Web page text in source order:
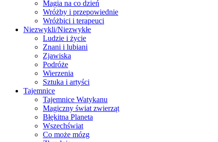
Magia na co dzień
Wróżby i przepowiednie
Wróżbici i terapeuci
Niezwykli/Niezwykłe
Ludzie i życie
Znani i lubiani
Zjawiska
Podróże
Wierzenia
Sztuka i artyści
Tajemnice
Tajemnice Watykanu
Magiczny świat zwierząt
Błękitna Planeta
Wszechświat
Co może mózg